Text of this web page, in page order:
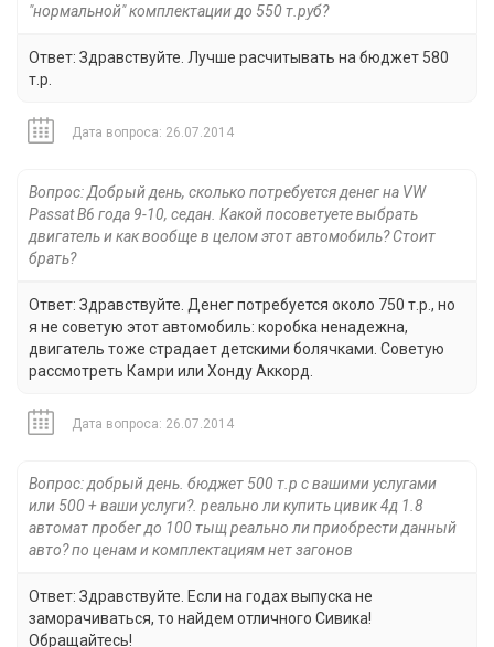
"нормальной" комплектации до 550 т.руб?
Ответ: Здравствуйте. Лучше расчитывать на бюджет 580
т.р.
Дата вопроса: 26.07.2014
Вопрос: Добрый день, сколько потребуется денег на VW
Passat B6 года 9-10, седан. Какой посоветуете выбрать
двигатель и как вообще в целом этот автомобиль? Стоит
брать?
Ответ: Здравствуйте. Денег потребуется около 750 т.р., но
я не советую этот автомобиль: коробка ненадежна,
двигатель тоже страдает детскими болячками. Советую
рассмотреть Камри или Хонду Аккорд.
Дата вопроса: 26.07.2014
Вопрос: добрый день. бюджет 500 т.р с вашими услугами
или 500 + ваши услуги?. реально ли купить цивик 4д 1.8
автомат пробег до 100 тыщ реально ли приобрести данный
авто? по ценам и комплектациям нет загонов
Ответ: Здравствуйте. Если на годах выпуска не
заморачиваться, то найдем отличного Сивика!
Обращайтесь!